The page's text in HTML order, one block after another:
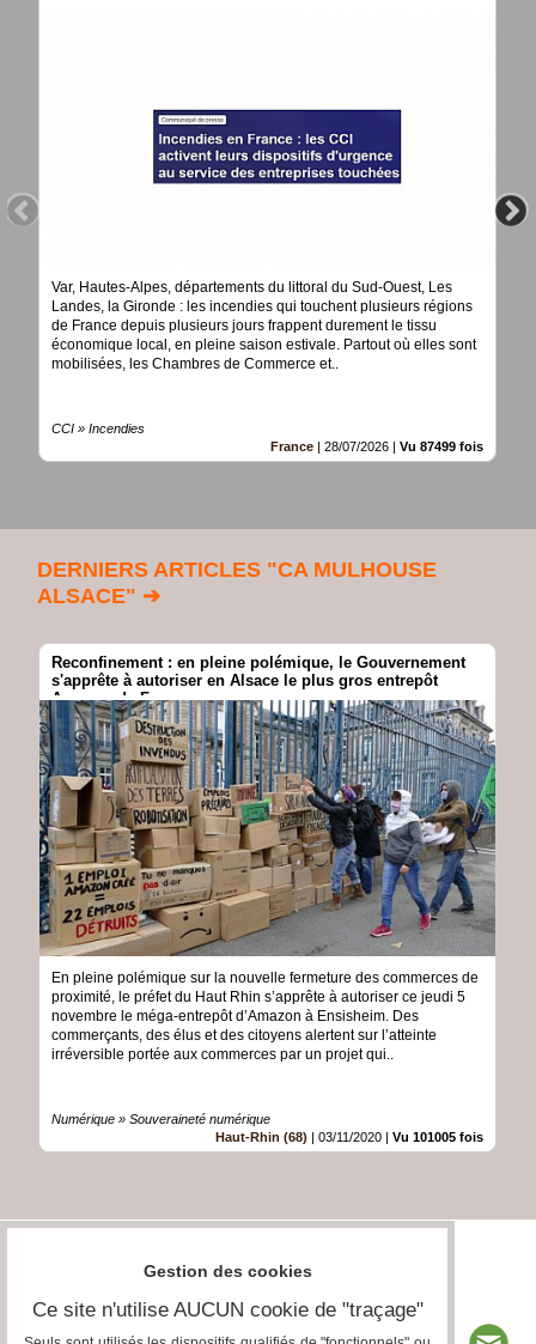
Var, Hautes-Alpes, départements du littoral du Sud-Ouest, Les
Landes, la Gironde : les incendies qui touchent plusieurs régions
de France depuis plusieurs jours frappent durement le tissu
économique local, en pleine saison estivale. Partout où elles sont
mobilisées, les Chambres de Commerce et..
CCI » Incendies
France | 28/07/2026 | Vu 87499 fois
DERNIERS ARTICLES "CA MULHOUSE
ALSACE" ➔
Reconfinement : en pleine polémique, le Gouvernement
s'apprête à autoriser en Alsace le plus gros entrepôt
Amazon de France
En pleine polémique sur la nouvelle fermeture des commerces de
proximité, le préfet du Haut Rhin s’apprête à autoriser ce jeudi 5
novembre le méga-entrepôt d’Amazon à Ensisheim. Des
commerçants, des élus et des citoyens alertent sur l’atteinte
irréversible portée aux commerces par un projet qui..
Numérique » Souveraineté numérique
Haut-Rhin (68) | 03/11/2020 | Vu 101005 fois
Gestion des cookies
Ce site n'utilise AUCUN cookie de "traçage"